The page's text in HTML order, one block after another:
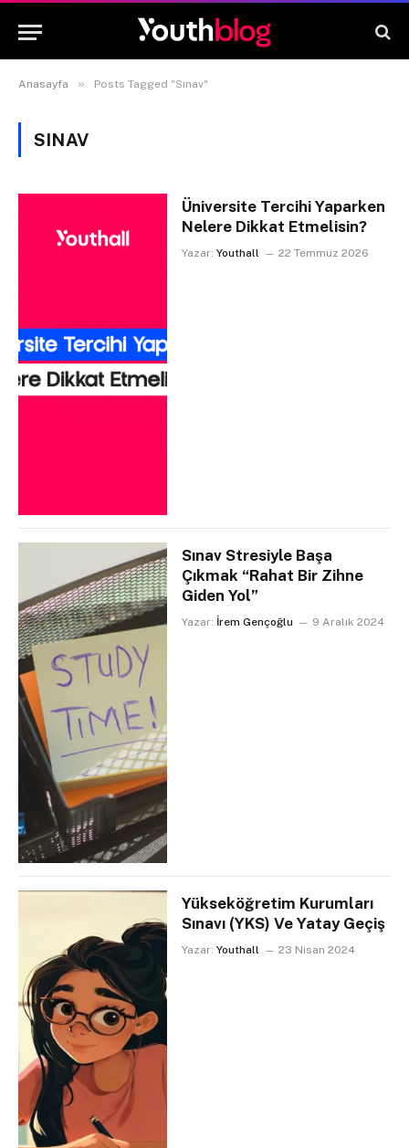
Anasayfa » Posts Tagged "Sınav"
SINAV
Üniversite Tercihi Yaparken
Nelere Dikkat Etmelisin?
Yazar: Youthall 22 Temmuz 2026
Sınav Stresiyle Başa
Çıkmak “Rahat Bir Zihne
Giden Yol”
Yazar: İrem Gençoğlu 9 Aralık 2024
Yükseköğretim Kurumları
Sınavı (YKS) Ve Yatay Geçiş
Yazar: Youthall 23 Nisan 2024